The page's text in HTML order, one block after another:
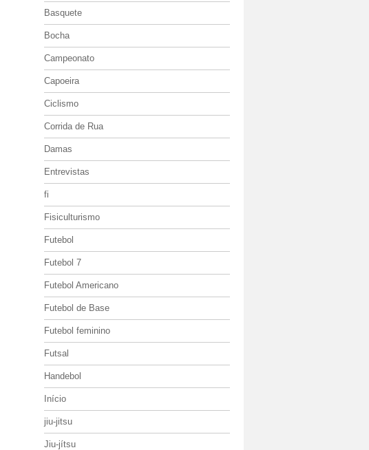
Basquete
Bocha
Campeonato
Capoeira
Ciclismo
Corrida de Rua
Damas
Entrevistas
fi
Fisiculturismo
Futebol
Futebol 7
Futebol Americano
Futebol de Base
Futebol feminino
Futsal
Handebol
Início
jiu-jitsu
Jiu-jítsu